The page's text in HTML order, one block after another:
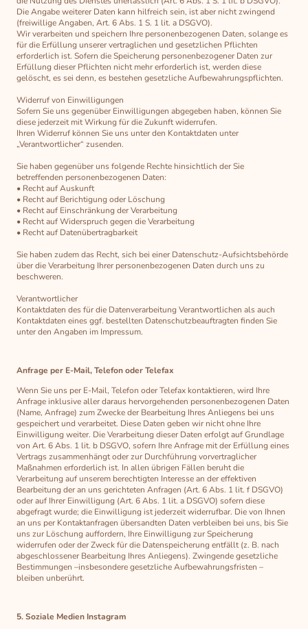
Die Angabe weiterer Daten kann hilfreich sein, ist aber nicht zwingend
(freiwillige Angaben, Art. 6 Abs. 1 S. 1 lit. a DSGVO).
Wir verarbeiten und speichern Ihre personenbezogenen Daten, solange es
für die Erfüllung unserer vertraglichen und gesetzlichen Pflichten
erforderlich ist. Sofern die Speicherung personenbezogener Daten zur
Erfüllung dieser Pflichten nicht mehr erforderlich ist, werden diese
gelöscht, es sei denn, es bestehen gesetzliche Aufbewahrungspflichten.
Widerruf von Einwilligungen
Sofern Sie uns gegenüber Einwilligungen abgegeben haben, können Sie
diese jederzeit mit Wirkung für die Zukunft widerrufen.
Ihren Widerruf können Sie uns unter den Kontaktdaten unter
„Verantwortlicher“ zusenden.
Sie haben gegenüber uns folgende Rechte hinsichtlich der Sie
betreffenden personenbezogenen Daten:
• Recht auf Auskunft
• Recht auf Berichtigung oder Löschung
• Recht auf Einschränkung der Verarbeitung
• Recht auf Widerspruch gegen die Verarbeitung
• Recht auf Datenübertragbarkeit
Sie haben zudem das Recht, sich bei einer Datenschutz-Aufsichtsbehörde
über die Verarbeitung Ihrer personenbezogenen Daten durch uns zu
beschweren.
Verantwortlicher
Kontaktdaten des für die Datenverarbeitung Verantwortlichen als auch
Kontaktdaten eines ggf. bestellten Datenschutzbeauftragten finden Sie
unter den Angaben im Impressum.
Anfrage per E-Mail, Telefon oder Telefax
Wenn Sie uns per E-Mail, Telefon oder Telefax kontaktieren, wird Ihre
Anfrage inklusive aller daraus hervorgehenden personenbezogenen Daten
(Name, Anfrage) zum Zwecke der Bearbeitung Ihres Anliegens bei uns
gespeichert und verarbeitet. Diese Daten geben wir nicht ohne Ihre
Einwilligung weiter. Die Verarbeitung dieser Daten erfolgt auf Grundlage
von Art. 6 Abs. 1 lit. b DSGVO, sofern Ihre Anfrage mit der Erfüllung eines
Vertrags zusammenhängt oder zur Durchführung vorvertraglicher
Maßnahmen erforderlich ist. In allen übrigen Fällen beruht die
Verarbeitung auf unserem berechtigten Interesse an der effektiven
Bearbeitung der an uns gerichteten Anfragen (Art. 6 Abs. 1 lit. f DSGVO)
oder auf Ihrer Einwilligung (Art. 6 Abs. 1 lit. a DSGVO) sofern diese
abgefragt wurde; die Einwilligung ist jederzeit widerrufbar. Die von Ihnen
an uns per Kontaktanfragen übersandten Daten verbleiben bei uns, bis Sie
uns zur Löschung auffordern, Ihre Einwilligung zur Speicherung
widerrufen oder der Zweck für die Datenspeicherung entfällt (z. B. nach
abgeschlossener Bearbeitung Ihres Anliegens). Zwingende gesetzliche
Bestimmungen –insbesondere gesetzliche Aufbewahrungsfristen –
bleiben unberührt.
5. Soziale Medien Instagram